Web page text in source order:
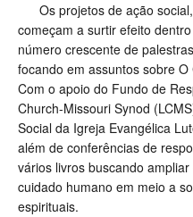
Os projetos de ação social,
começam a surtir efeito
número crescente de
focando em assuntos sobre O
Com o apoio do Fundo de
Church-Missouri Synod
Social da Igreja Evangélica
além de conferências de
vários livros buscando
cuidado humano em meio a
espirituais.